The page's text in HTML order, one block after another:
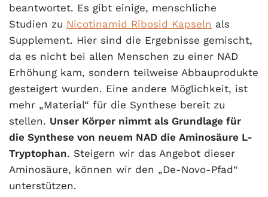
beantwortet. Es gibt einige, menschliche
Studien zu Nicotinamid Ribosid Kapseln als
Supplement. Hier sind die Ergebnisse gemischt,
da es nicht bei allen Menschen zu einer NAD
Erhöhung kam, sondern teilweise Abbauprodukte
gesteigert wurden. Eine andere Möglichkeit, ist
mehr „Material“ für die Synthese bereit zu
stellen. Unser Körper nimmt als Grundlage für
die Synthese von neuem NAD die Aminosäure L-
Tryptophan. Steigern wir das Angebot dieser
Aminosäure, können wir den „De-Novo-Pfad“
unterstützen.